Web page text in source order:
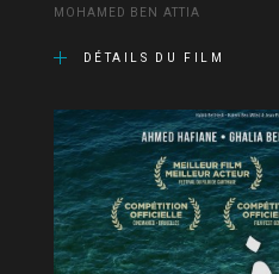
MOHAMED BEN ATTIA
DÉTAILS DU FILM